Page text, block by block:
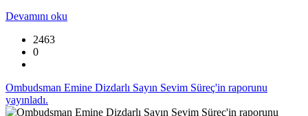
Devamını oku
2463
0
Ombudsman Emine Dizdarlı Sayın Sevim Süreç'in raporunu
yayınladı.